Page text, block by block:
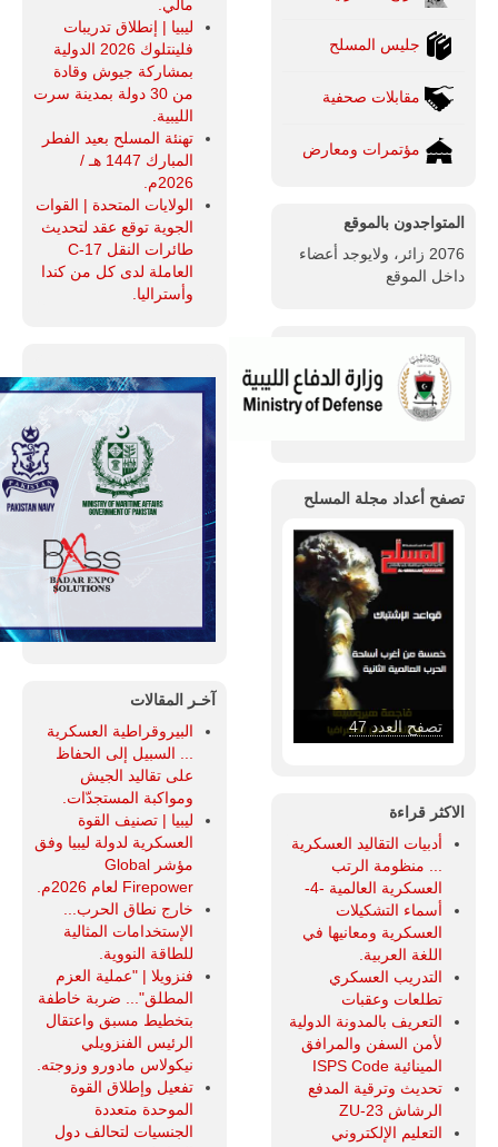
جليس المسلح
مقابلات صحفية
مؤتمرات ومعارض
المتواجدون بالموقع
2076 زائر، ولايوجد أعضاء
داخل الموقع
تصفح أعداد مجلة المسلح
تصفح العدد 46
الاكثر قراءة
أدبيات التقاليد العسكرية
... منظومة الرتب
العسكرية العالمية -4-
أسماء التشكيلات
العسكرية ومعانيها في
اللغة العربية.
التدريب العسكري
تطلعات وعقبات
التعريف بالمدونة الدولية
لأمن السفن والمرافق
المينائية ISPS Code
تحديث وترقية المدفع
الرشاش ZU-23
التعليم الإلكتروني
مالي.
ليبيا | إنطلاق تدريبات
فلينتلوك 2026 الدولية
بمشاركة جيوش وقادة
من 30 دولة بمدينة سرت
الليبية.
تهنئة المسلح بعيد الفطر
المبارك 1447 هـ /
2026م.
الولايات المتحدة | القوات
الجوية توقع عقد لتحديث
طائرات النقل C-17
العاملة لدى كل من كندا
وأستراليا.
آخـر المقالات
البيروقراطية العسكرية
... السبيل إلى الحفاظ
على تقاليد الجيش
ومواكبة المستجدّات.
ليبيا | تصنيف القوة
العسكرية لدولة ليبيا وفق
مؤشر Global
Firepower لعام 2026م.
خارج نطاق الحرب...
الإستخدامات المثالية
للطاقة النووية.
فنزويلا | "عملية العزم
المطلق"... ضربة خاطفة
بتخطيط مسبق واعتقال
الرئيس الفنزويلي
نيكولاس مادورو وزوجته.
تفعيل وإطلاق القوة
الموحدة متعددة
الجنسيات لتحالف دول